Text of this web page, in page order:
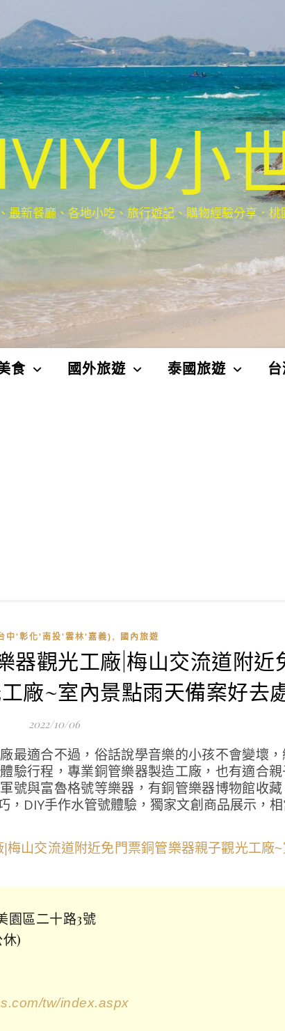
小
最新餐廳、各地小吃、旅行遊記、購物經驗分享．
食 國外旅遊 泰國旅遊
中'彰化'南投'雲林'嘉義) , 國內旅遊
器觀光工廠|梅山交流道附近
廠~室內景點雨天備案好去
2022/10/06
最適合不過，俗話說學音樂的小孩不會變壞
驗行程，專業銅管樂器製造工廠，也有適合
號與富魯格號等樂器，有銅管樂器博物館收
，DIY手作水管號體驗，獨家文創商品展示，
園區二十路3號
)
tw/index.aspx